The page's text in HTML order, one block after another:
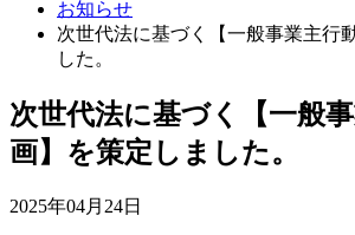
お知らせ
次世代法に基づく【一般事業主行
した。
次世代法に基づく【一般
画】を策定しました。
2025年04月24日